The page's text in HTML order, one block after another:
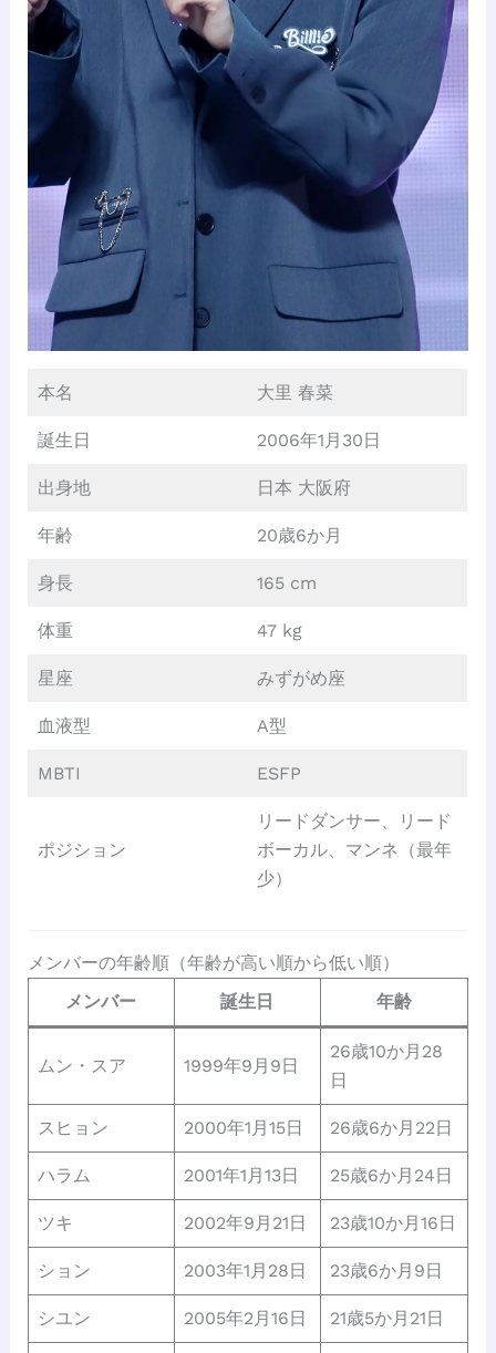
本名 大里 春菜
誕生日 2006年1月30日
出身地 日本 大阪府
年齢 20歳6か月
身長 165 cm
体重 47 kg
星座 みずがめ座
血液型 A型
MBTI ESFP
ポジション
リードダンサー、リード
ボーカル、マンネ（最年
少）
メンバーの年齢順（年齢が高い順から低い順）
メンバー
誕生日 年齢
ムン・スア 1999年9月9日
26歳10か月28
日
スヒョン 2000年1月15日 26歳6か月22日
ハラム 2001年1月13日 25歳6か月24日
ツキ 2002年9月21日 23歳10か月16日
ション 2003年1月28日 23歳6か月9日
シユン 2005年2月16日 21歳5か月21日